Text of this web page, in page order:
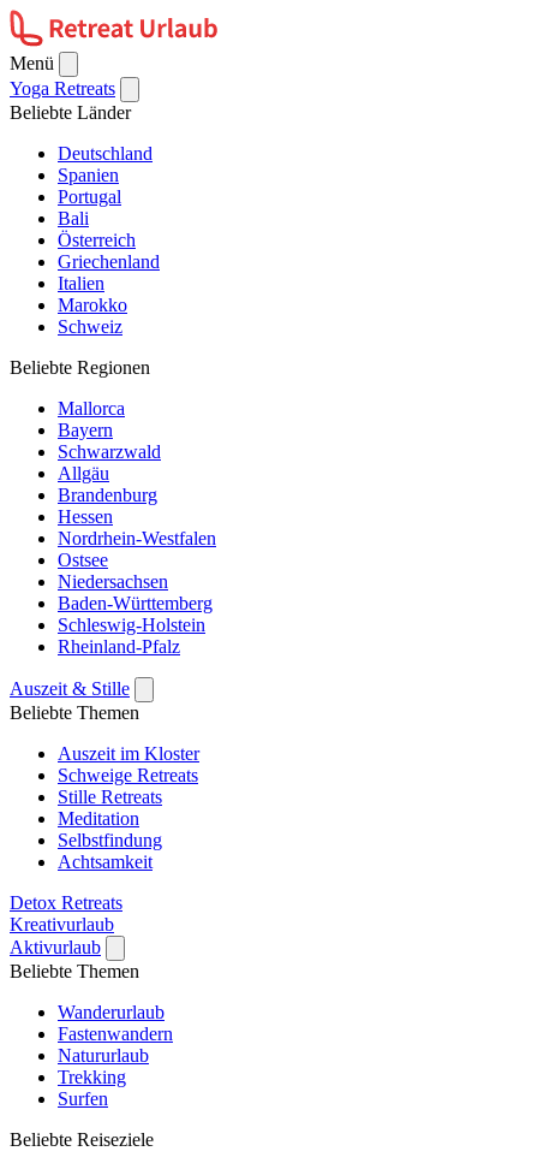
Menü
Yoga Retreats
Beliebte Länder
Deutschland
Spanien
Portugal
Bali
Österreich
Griechenland
Italien
Marokko
Schweiz
Beliebte Regionen
Mallorca
Bayern
Schwarzwald
Allgäu
Brandenburg
Hessen
Nordrhein-Westfalen
Ostsee
Niedersachsen
Baden-Württemberg
Schleswig-Holstein
Rheinland-Pfalz
Auszeit & Stille
Beliebte Themen
Auszeit im Kloster
Schweige Retreats
Stille Retreats
Meditation
Selbstfindung
Achtsamkeit
Detox Retreats
Kreativurlaub
Aktivurlaub
Beliebte Themen
Wanderurlaub
Fastenwandern
Natururlaub
Trekking
Surfen
Beliebte Reiseziele